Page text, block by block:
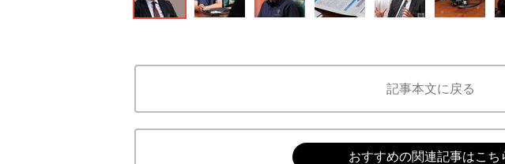
記事本文に戻る
おすすめの関連記事はこち